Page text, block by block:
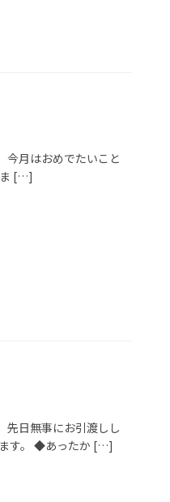
月はおめでたいこと
ま […]
日無事にお引渡しし
ます。 ◆あったか […]